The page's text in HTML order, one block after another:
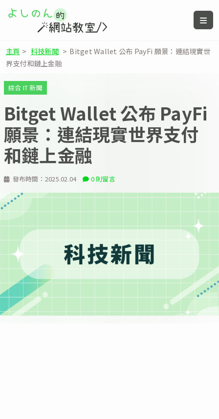
主頁 > 科技新聞 > Bitget Wallet 公布 PayFi 願景：連結現實世
界支付和鏈上金融
發布時間： 2025.02.04 0 則留言
綜合 IT 新聞
Bitget Wallet 公布 PayFi
願景：連結現實世界支付
和鏈上金融